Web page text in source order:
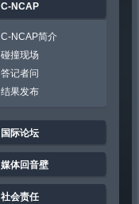
C-NCAP
C-NCAP简介
碰撞现场
答记者问
结果发布
国际论坛
媒体回音壁
社会责任